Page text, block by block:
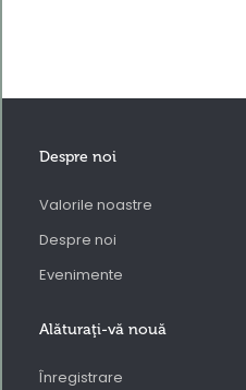
Despre noi
Valorile noastre
Despre noi
Evenimente
Alăturaţi-vă nouă
Înregistrare